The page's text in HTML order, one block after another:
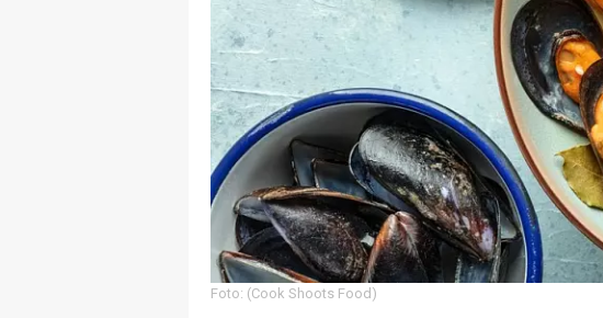
Foto: (Cook Shoots Food)